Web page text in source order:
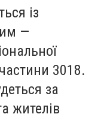
із
—
частини 3018.
за
жителів